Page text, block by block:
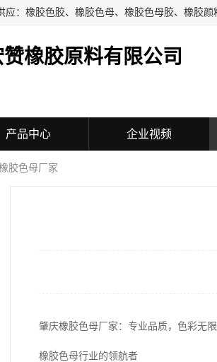
橡胶原料有限公司
产品中心 企业视频
胶色母厂家
肇庆橡胶色母厂家：专业品质，色彩无限
橡胶色母行业的领航者